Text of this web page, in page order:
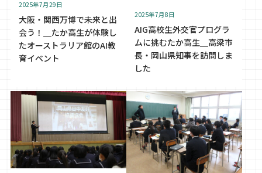
2025年7月29日
大阪・関西万博で未来と出
会う！＿たか高生が体験し
たオーストラリア館のAI教
育イベント
2025年7月8日
AIG高校生外交官プログラ
ムに挑むたか高生＿高梁市
長・岡山県知事を訪問しま
した